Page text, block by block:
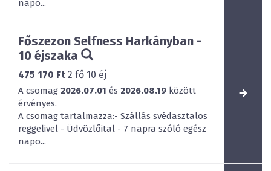
napo...
Főszezon Selfness Harkányban -
10 éjszaka
475 170 Ft 2 fő 10 éj
A csomag 2026.07.01 és 2026.08.19 között
érvényes.
A csomag tartalmazza:- Szállás svédasztalos
reggelivel - Üdvözlőital - 7 napra szóló egész
napo...